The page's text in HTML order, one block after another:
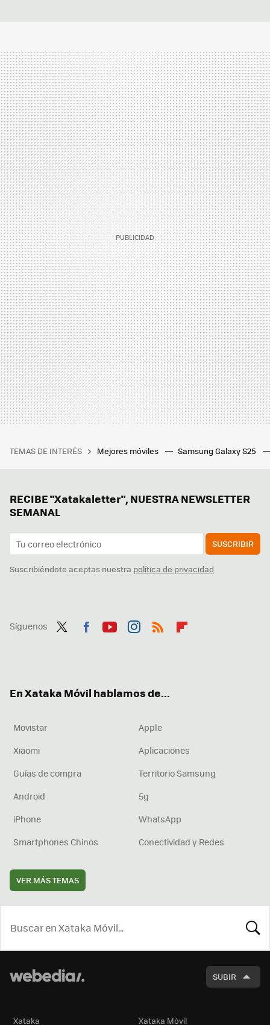
TEMAS DE INTERÉS Mejores móviles Samsung Galaxy S25
RECIBE "Xatakaletter", NUESTRA NEWSLETTER
SEMANAL
SUSCRIBIR
Suscribiéndote aceptas nuestra política de privacidad
Síguenos
En Xataka Móvil hablamos de...
Movistar
Apple
Xiaomi
Aplicaciones
Guías de compra
Territorio Samsung
Android
5g
iPhone
WhatsApp
Smartphones Chinos
Conectividad y Redes
VER MÁS TEMAS
SUBIR
Xataka Xataka Móvil